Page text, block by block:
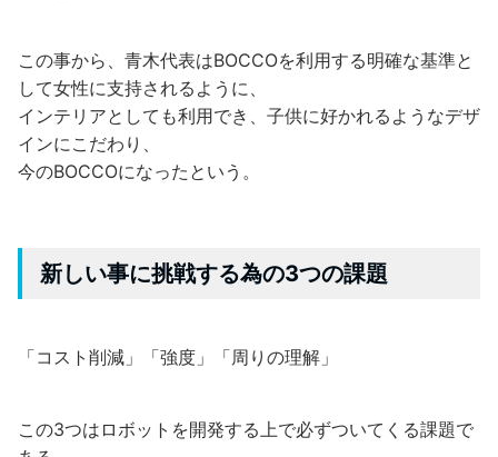
この事から、青木代表はBOCCOを利用する明確な基準と
して女性に支持されるように、
インテリアとしても利用でき、子供に好かれるようなデザ
インにこだわり、
今のBOCCOになったという。
新しい事に挑戦する為の3つの課題
「コスト削減」「強度」「周りの理解」
この3つはロボットを開発する上で必ずついてくる課題で